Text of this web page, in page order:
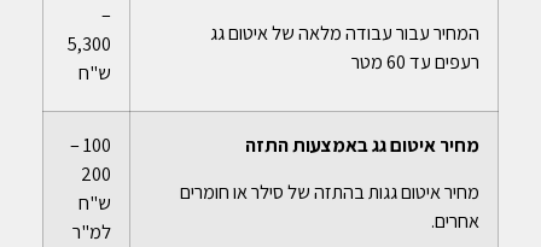
המחיר עבור עבודה מלאה של איטום גג
רעפים עד 60 מטר
–
5,300
ש"ח
מחיר איטום גג באמצעות התזה
מחיר איטום גגות בהתזה של סילר או חומרים
אחרים.
100 –
200
ש"ח
למ"ר